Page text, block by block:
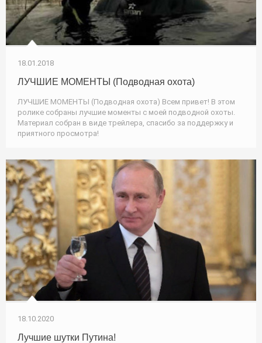
18.01.2018
ЛУЧШИЕ МОМЕНТЫ (Подводная охота)
ЛУЧШИЕ МОМЕНТЫ (Подводная охота) Всем привет! В этом
ролике собраны лучшие моменты с моей подводной охоты.
Материал собран в виде трейлера, спасибо за поддержку и
приятного просмотра!
18.10.2020
Лучшие шутки Путина!